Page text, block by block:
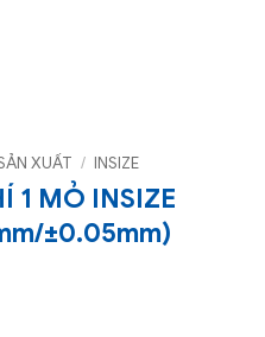
XUẤT / INSIZE
1 MỎ INSIZE
±0.05mm)